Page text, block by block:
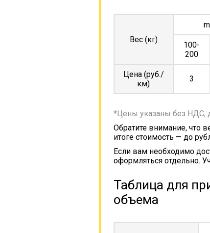
Вес (кг)
100-
200
Цена (руб./
км)
3
*Цены указаны без НДС,
Обратите внимание, что
итоге стоимость — до
Если вам необходимо
оформляться отдельно.
Таблица для
объема